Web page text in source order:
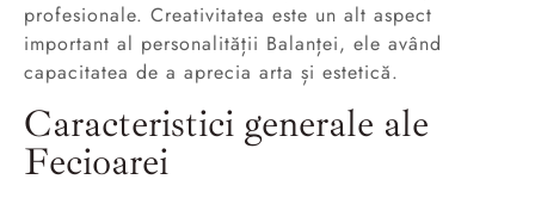
profesionale. Creativitatea este un alt aspect
important al personalității Balanței, ele având
capacitatea de a aprecia arta și estetică.
Caracteristici generale ale
Fecioarei